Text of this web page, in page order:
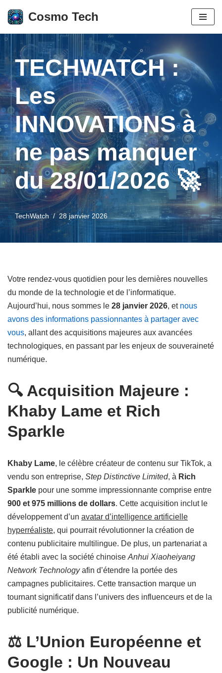
Aller
au
contenu
Cosmo Tech
TECHWATCH :
Les
INNOVATIONS à
ne pas manquer
du 28/01/2026 🚀
TechWatch 28 janvier 2026
Votre rendez-vous quotidien pour les dernières nouvelles
du monde de la technologie et de l’informatique.
Aujourd’hui, nous sommes le 28 janvier 2026, et nous
avons des informations passionnantes à partager avec
vous, allant des acquisitions majeures aux avancées
technologiques, en passant par les enjeux de souveraineté
numérique.
🔍 Acquisition Majeure :
Khaby Lame et Rich
Sparkle
Khaby Lame, le célèbre créateur de contenu sur TikTok, a
vendu son entreprise, Step Distinctive Limited, à Rich
Sparkle pour une somme impressionnante comprise entre
900 et 975 millions de dollars. Cette acquisition inclut le
développement d’un avatar d’intelligence artificielle
hyperréaliste, qui pourrait révolutionner la création de
contenu publicitaire multilingue. De plus, un partenariat a
été établi avec la société chinoise Anhui Xiaoheiyang
Network Technologyafin d’étendre la portée des
campagnes publicitaires. Cette transaction marque un
tournant significatif dans l’univers des influenceurs et de la
publicité numérique.
⚖️ L’Union Européenne et
Google : Un Nouveau